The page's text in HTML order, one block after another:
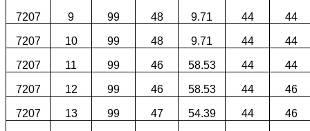
7207 9 99 48 9.71 44 44
7207 10 99 48 9.71 44 44
7207 11 99 46 58.53 44 44
7207 12 99 46 58.53 44 46
7207 13 99 47 54.39 44 46